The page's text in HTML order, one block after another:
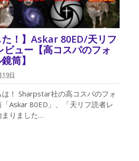
た！】Askar 80ED/天リフ
ビュー【高コスパのフォ
筒】
19日
！ Sharpstar社の高コスパのフォ
「Askar 80ED」、「天リフ読者レ
まりました…